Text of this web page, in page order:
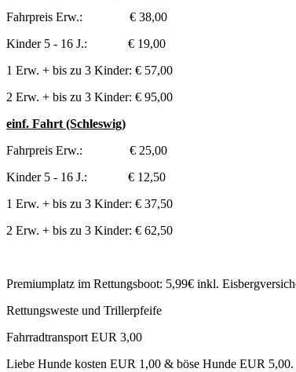
Fahrpreis Erw.: € 38,00
Kinder 5 - 16 J.: € 19,00
1 Erw. + bis zu 3 Kinder: € 57,00
2 Erw. + bis zu 3 Kinder: € 95,00
einf. Fahrt (Schleswig)
Fahrpreis Erw.: € 25,00
Kinder 5 - 16 J.: € 12,50
1 Erw. + bis zu 3 Kinder: € 37,50
2 Erw. + bis zu 3 Kinder: € 62,50
Premiumplatz im Rettungsboot: 5,99€ inkl.
Rettungsweste und Trillerpfeife
Fahrradtransport EUR 3,00
Liebe Hunde kosten EUR 1,00 & böse Hunde EUR 5,00.